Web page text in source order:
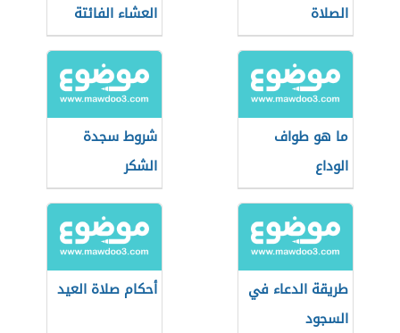
الصلاة
العشاء الفائتة
ما هو طواف
الوداع
شروط سجدة
الشكر
طريقة الدعاء في
السجود
أحكام صلاة العيد